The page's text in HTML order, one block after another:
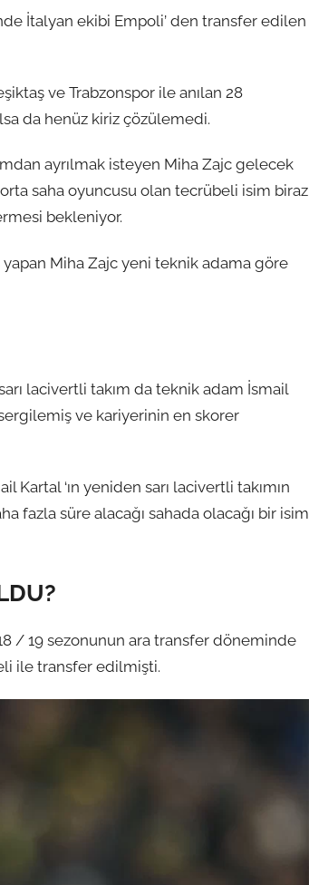
İtalyan ekibi Empoli’ den transfer edilen
ve Trabzonspor ile anılan 28
da henüz kiriz çözülemedi.
ayrılmak isteyen Miha Zajc gelecek
orta saha oyuncusu olan tecrübeli isim biraz
bekleniyor.
yapan Miha Zajc yeni teknik adama göre
lacivertli takım da teknik adam İsmail
ve kariyerinin en skorer
‘ın yeniden sarı lacivertli takımın
fazla süre alacağı sahada olacağı bir isim
/ 19 sezonunun ara transfer döneminde
ile transfer edilmişti.